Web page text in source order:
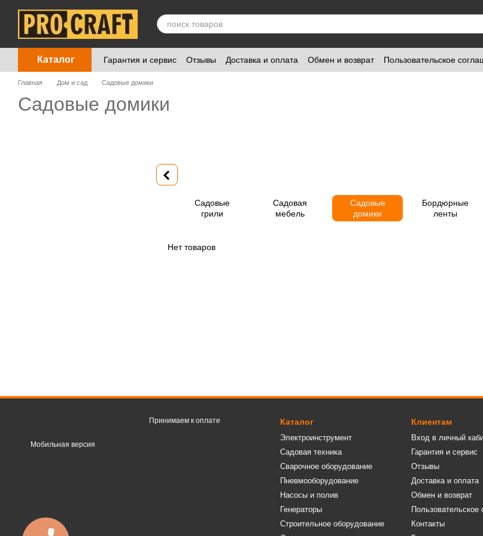
Перейти к основному контенту
Каталог Гарантия и сервис Отзывы Доставка и оплата Обмен и возврат Пользовательское
Главная Дом и сад Садовые домики
Садовые домики
Садовые
грили
Садовая
мебель
Садовые
домики
Бордюрные
ленты
Нет товаров
Мобильная версия
Принимаем к оплате Каталог
Электроинструмент
Садовая техника
Сварочное оборудование
Пневмооборудование
Насосы и полив
Генераторы
Строительное оборудование
Клиентам
Вход в личный
Гарантия и сервис
Отзывы
Доставка и оплата
Обмен и возврат
Пользовательское
Контакты